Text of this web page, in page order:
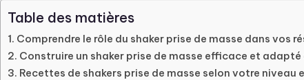
Table des matières
Comprendre le rôle du shaker prise de masse dans vos
Construire un shaker prise de masse efficace et
Recettes de shakers prise de masse selon votre